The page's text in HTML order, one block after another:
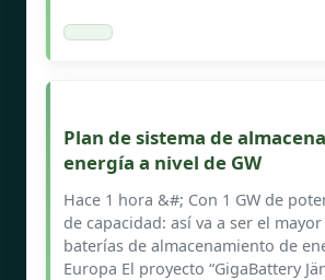
Plan de sistema de
energía a nivel de GW
Hace 1 hora &#; Con 1 GW de
de capacidad: así va a ser el
baterías de almacenamiento de
Europa El proyecto “GigaBattery